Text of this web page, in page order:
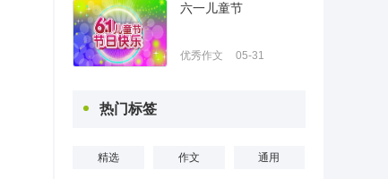
六一儿童节
优秀作文 05-31
热门标签
精选 作文 通用